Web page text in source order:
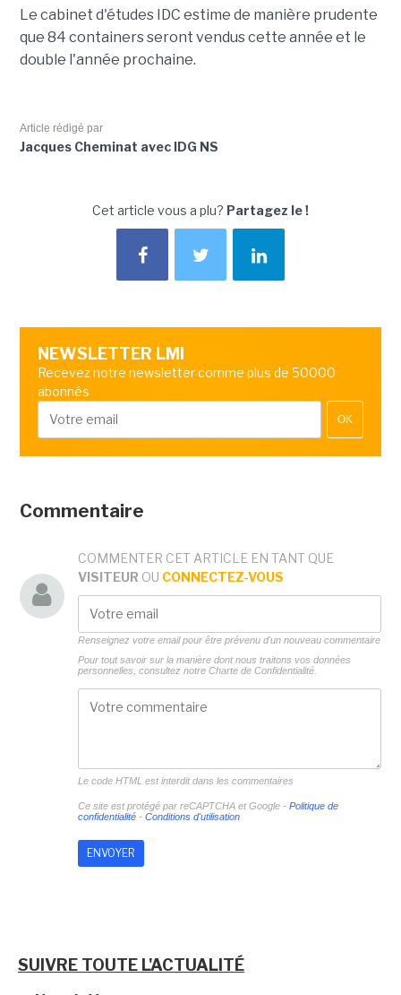
Le cabinet d'études IDC estime de manière prudente
que 84 containers seront vendus cette année et le
double l'année prochaine.
Article rédigé par
Jacques Cheminat avec IDG NS
Cet article vous a plu? Partagez le !
NEWSLETTER LMI
Recevez notre newsletter comme plus de 50000
abonnés
OK
Commentaire
COMMENTER CET ARTICLE EN TANT QUE
VISITEUR OU CONNECTEZ-VOUS
Renseignez votre email pour être prévenu d'un nouveau commentaire
Pour tout savoir sur la manière dont nous traitons vos données
personnelles, consultez notre Charte de Confidentialité.
Le code HTML est interdit dans les commentaires
Ce site est protégé par reCAPTCHA et Google - Politique de
confidentialité- Conditions d'utilisation
SUIVRE TOUTE L'ACTUALITÉ